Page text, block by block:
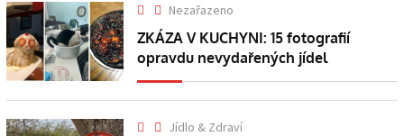
Nezařazeno
ZKÁZA V KUCHYNI: 15 fotografií
opravdu nevydařených jídel
Jídlo & Zdraví